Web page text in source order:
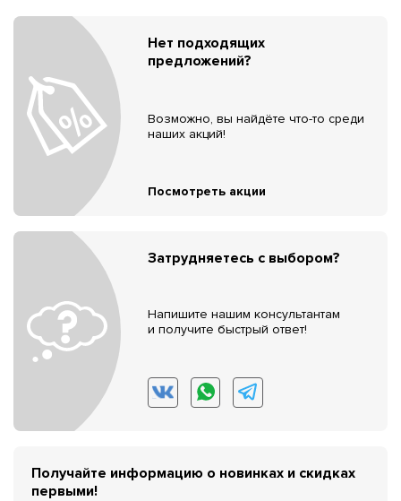
Нет подходящих
предложений?
Возможно, вы найдёте что-то среди
наших акций!
Посмотреть акции
Затрудняетесь с выбором?
Напишите нашим консультантам
и получите быстрый ответ!
Получайте информацию о новинках и скидках
первыми!